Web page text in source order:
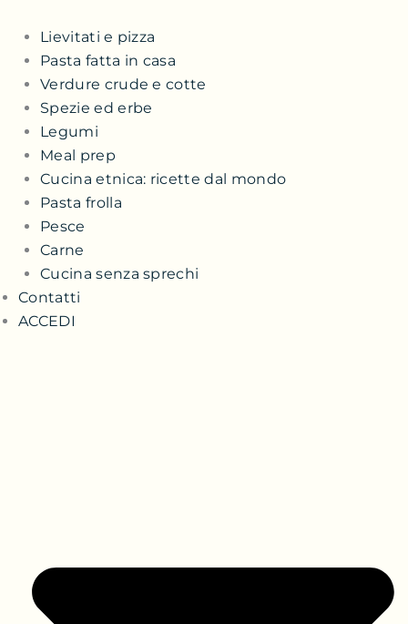
Lievitati e pizza
Pasta fatta in casa
Verdure crude e cotte
Spezie ed erbe
Legumi
Meal prep
Cucina etnica: ricette dal mondo
Pasta frolla
Pesce
Carne
Cucina senza sprechi
Contatti
ACCEDI